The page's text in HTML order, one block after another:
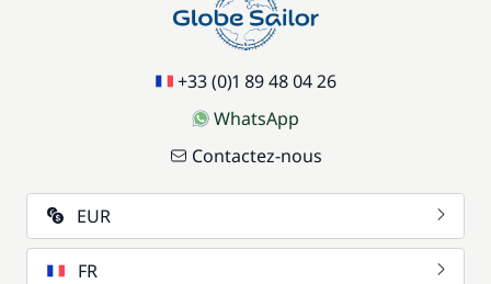
+33 (0)1 89 48 04 26
WhatsApp
Contactez-nous
EUR
FR